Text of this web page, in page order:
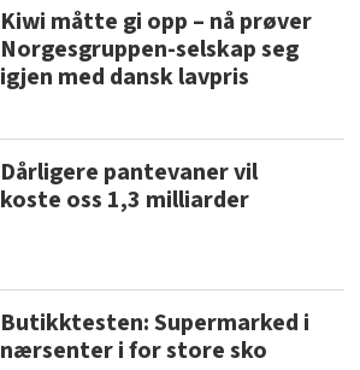
Kiwi måtte gi opp – nå prøver
Norgesgruppen-selskap seg
igjen med dansk lavpris
Dårligere pantevaner vil
koste oss 1,3 milliarder
Butikktesten: Supermarked i
nærsenter i for store sko